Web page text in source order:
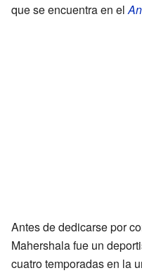
que se encuentra en el
Antes de dedicarse por
Mahershala fue un
cuatro temporadas en la